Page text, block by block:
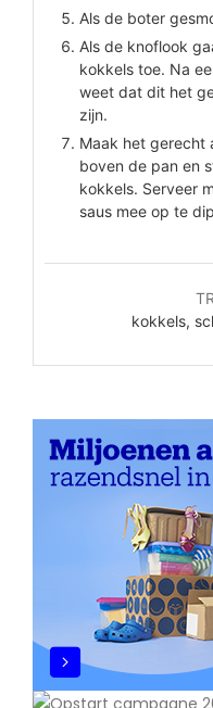
Als de boter
Als de knoflook
kokkels toe. Na
weet dat dit het
zijn.
Maak het gerecht
boven de pan en
kokkels. Serveer
saus mee op te
kokkels,